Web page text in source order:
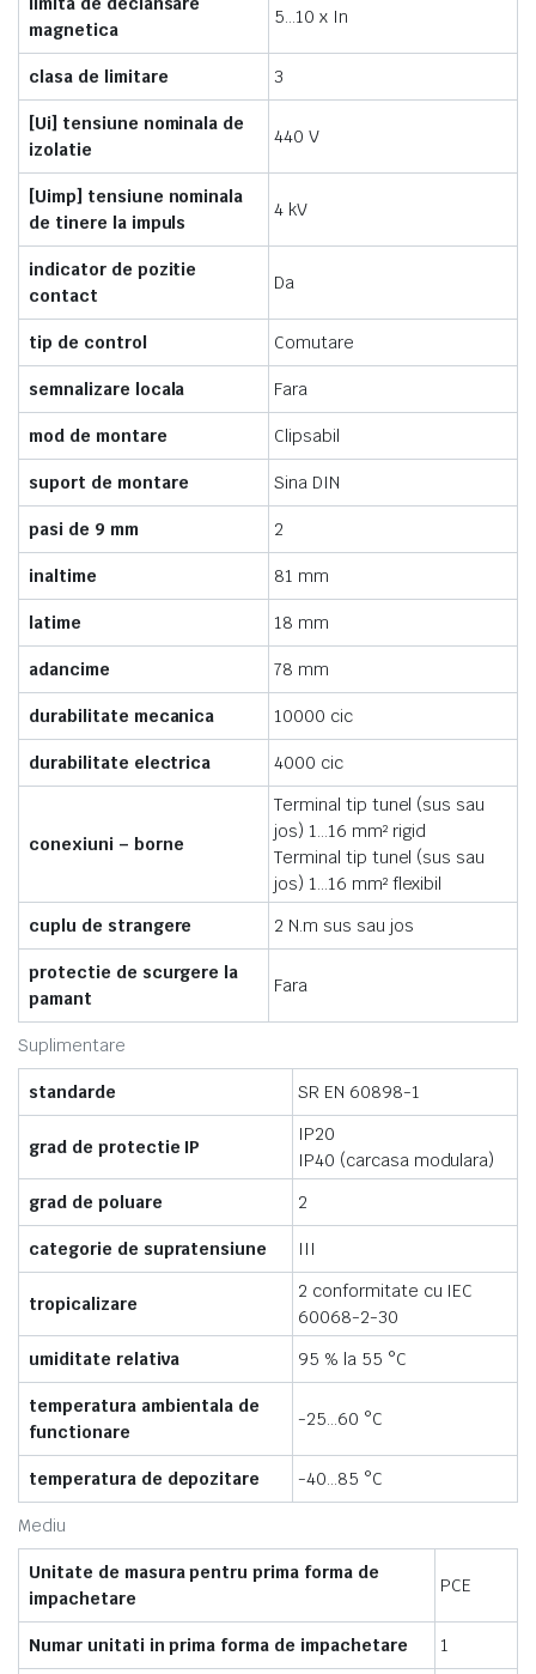
Suplimentare
magnetica
5…10 x In
clasa de limitare 3
[Ui] tensiune nominala de
izolatie
440 V
[Uimp] tensiune nominala
de tinere la impuls
4 kV
indicator de pozitie
contact
Da
tip de control Comutare
semnalizare locala Fara
mod de montare Clipsabil
suport de montare Sina DIN
pasi de 9 mm 2
inaltime 81 mm
latime 18 mm
adancime 78 mm
durabilitate mecanica 10000 cic
durabilitate electrica 4000 cic
conexiuni – borne
Terminal tip tunel (sus sau
jos) 1…16 mm² rigid
Terminal tip tunel (sus sau
jos) 1…16 mm² flexibil
cuplu de strangere
2 N.m sus sau jos
protectie de scurgere la
pamant
Fara
Mediu
standarde SR EN 60898-1
grad de protectie IP
IP20
IP40 (carcasa modulara)
grad de poluare
2
categorie de supratensiune III
tropicalizare
2 conformitate cu IEC
60068-2-30
umiditate relativa
95 % la 55 °C
temperatura ambientala de
functionare
-25…60 °C
temperatura de depozitare -40…85 °C
Unitate de masura pentru prima forma de
impachetare
PCE
Numar unitati in prima forma de impachetare 1